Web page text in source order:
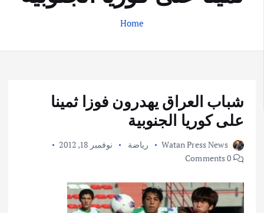
Home
شباب العراق يهدرون فوزا ثمينا
على كوريا الجنوبية
Watan Press News رياضة
نوفمبر 18, 2012